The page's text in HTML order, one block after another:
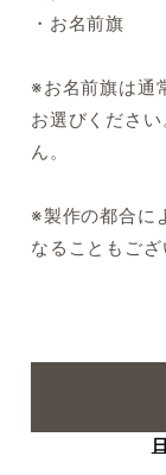
・お名前旗
※お名前旗は通
お選びくださ
ん。
※製作の都合に
なることもござ